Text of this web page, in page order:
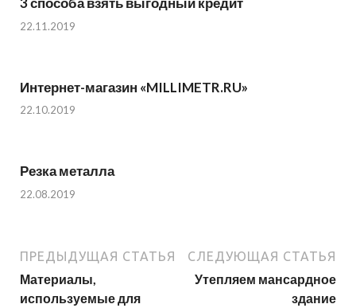
22.11.2019
Интернет-магазин «MILLIMETR.RU»
22.10.2019
Резка металла
22.08.2019
ПРЕДЫДУЩАЯ СТАТЬЯ
Материалы,
используемые для
СЛЕДУЮЩАЯ СТАТЬЯ
Утепляем мансардное
здание